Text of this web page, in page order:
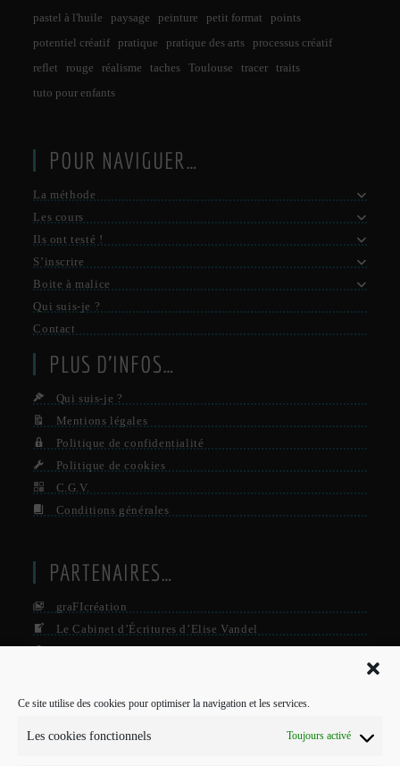
Ce site utilise des cookies pour optimiser la navigation et les services.
Les cookies fonctionnels Toujours activé
pastel à l'huile
paysage peinture petit format
points
potentiel créatif
pratique pratique des arts
processus créatif
reflet
rouge réalisme taches Toulouse tracer
traits
tuto pour enfants
POUR NAVIGUER…
La méthode
Les cours
Ils ont testé !
S’inscrire
Boite à malice
Qui suis-je ?
Contact
PLUS D’INFOS…
Qui suis-je ?
Mentions légales
Politique de confidentialité
Politique de cookies
C.G.V.
Conditions générales
PARTENAIRES…
graFIcréation
Le Cabinet d’Écritures d’Elise Vandel
POUR ME CONTACTER…